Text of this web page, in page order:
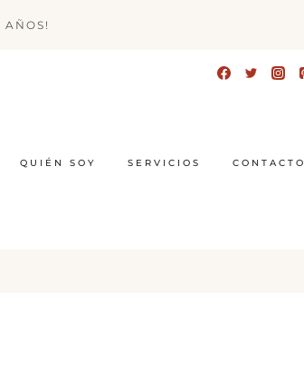
AÑOS!
QUIÉN SOY SERVICIOS CONTACTO